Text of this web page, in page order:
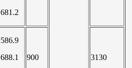
681.2
586.9
688.1
900 3130